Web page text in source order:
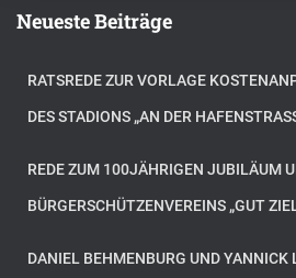
Neueste Beiträge
RATSREDE ZUR VORLAGE
DES STADIONS „AN DER
REDE ZUM 100JÄHRIGEN JUBILÄUM
BÜRGERSCHÜTZENVEREINS „GUT
DANIEL BEHMENBURG UND YANNICK